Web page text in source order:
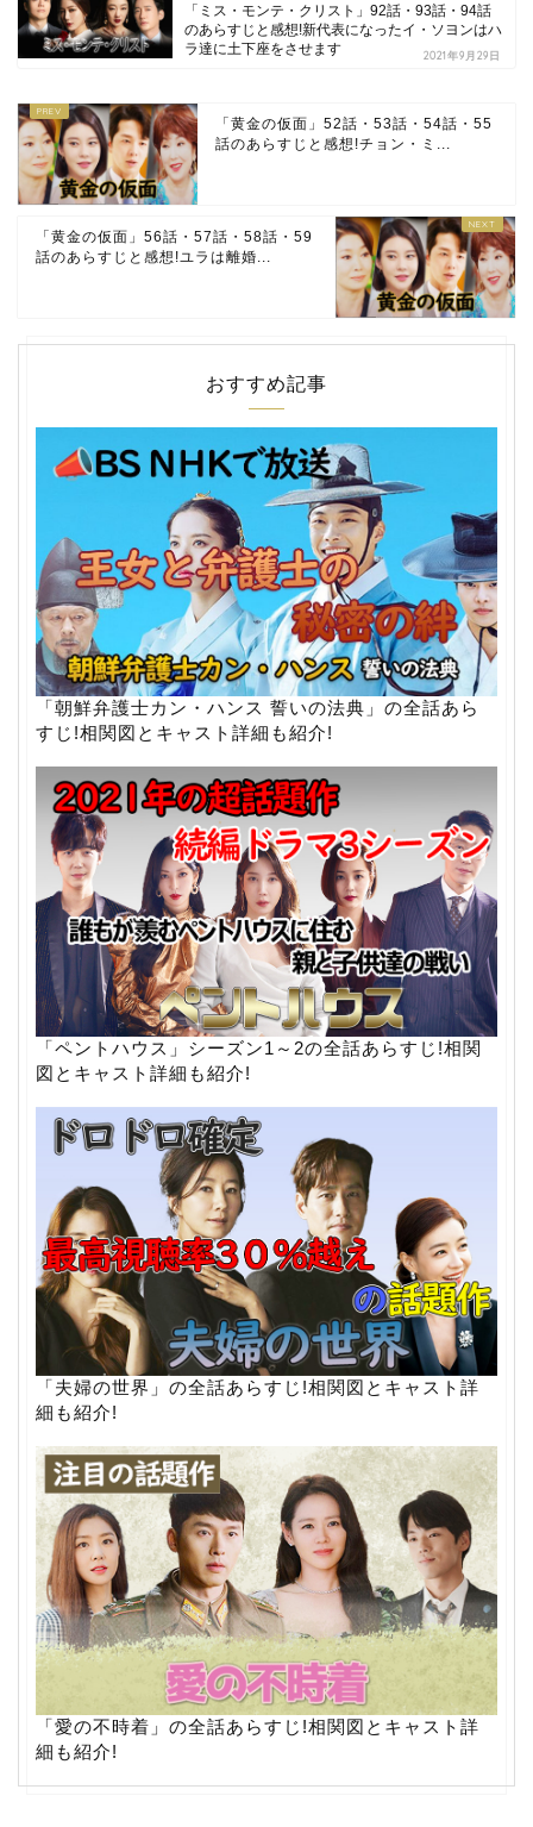
「ミス・モンテ・クリスト」92話・93話・94話
のあらすじと感想!新代表になったイ・ソヨンはハ
ラ達に土下座をさせます
2021年9月29日
「黄金の仮面」52話・53話・54話・55
話のあらすじと感想!チョン・ミ...
「黄金の仮面」56話・57話・58話・59
話のあらすじと感想!ユラは離婚...
おすすめ記事
「朝鮮弁護士カン・ハンス 誓いの法典」の全話あら
すじ!相関図とキャスト詳細も紹介!
「ペントハウス」シーズン1～2の全話あらすじ!相関
図とキャスト詳細も紹介!
「夫婦の世界」の全話あらすじ!相関図とキャスト詳
細も紹介!
「愛の不時着」の全話あらすじ!相関図とキャスト詳
細も紹介!